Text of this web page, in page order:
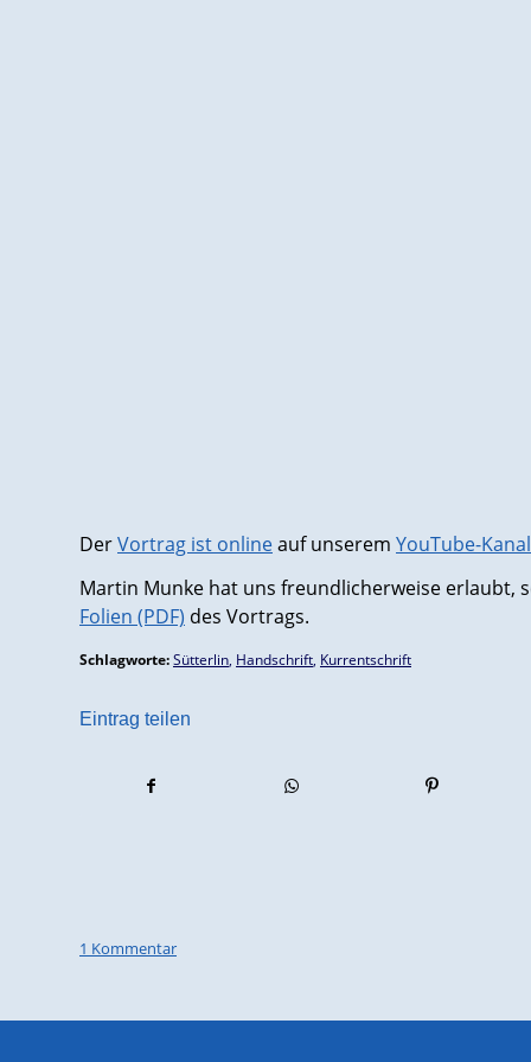
DerVortrag ist onlineauf unserem YouTube-
Martin Munke hat uns freundlicherweise erlaubt,
Folien (PDF) des Vortrags.
Schlagworte:Sütterlin Handschrift Kurrentschrift
Eintrag teilen
1 Kommentar